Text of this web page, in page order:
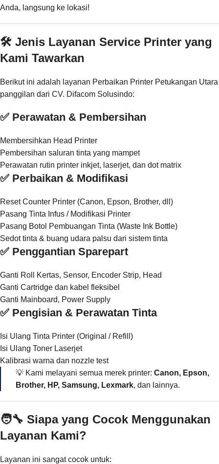
Anda, langsung ke lokasi!
🛠️ Jenis Layanan Service Printer yang
Kami Tawarkan
Berikut ini adalah layanan Perbaikan Printer Petukangan Utara
panggilan dari CV. Difacom Solusindo:
✅ Perawatan & Pembersihan
Membersihkan Head Printer
Pembersihan saluran tinta yang mampet
Perawatan rutin printer inkjet, laserjet, dan dot matrix
✅ Perbaikan & Modifikasi
Reset Counter Printer (Canon, Epson, Brother, dll)
Pasang Tinta Infus / Modifikasi Printer
Pasang Botol Pembuangan Tinta (Waste Ink Bottle)
Sedot tinta & buang udara palsu dari sistem tinta
✅ Penggantian Sparepart
Ganti Roll Kertas, Sensor, Encoder Strip, Head
Ganti Cartridge dan kabel fleksibel
Ganti Mainboard, Power Supply
✅ Pengisian & Perawatan Tinta
Isi Ulang Tinta Printer (Original / Refill)
Isi Ulang Toner Laserjet
Kalibrasi warna dan nozzle test
💡 Kami melayani semua merek printer: Canon, Epson,
Brother, HP, Samsung, Lexmark, dan lainnya.
🧑‍🔧 Siapa yang Cocok Menggunakan
Layanan Kami?
Layanan ini sangat cocok untuk: